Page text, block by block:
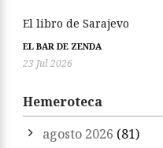
El libro de Sarajevo
EL BAR DE ZENDA
23 Jul 2026
Hemeroteca
agosto 2026 (81)